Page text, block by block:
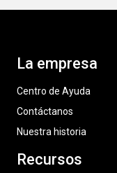
La empresa
Centro de Ayuda
Contáctanos
Nuestra historia
Recursos